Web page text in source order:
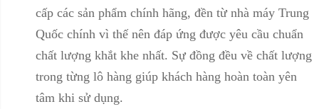
cấp các sản phẩm chính hãng, đền từ nhà máy Trung
Quốc chính vì thế nên đáp ứng được yêu cầu chuẩn
chất lượng khắt khe nhất. Sự đồng đều về chất lượng
trong từng lô hàng giúp khách hàng hoàn toàn yên
tâm khi sử dụng.